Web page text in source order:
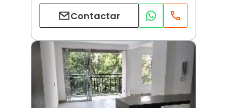
Contactar